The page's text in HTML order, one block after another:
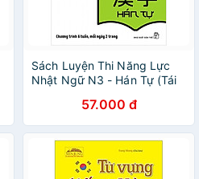
Sách Luyện Thi Năng Lực
Nhật Ngữ N3 - Hán Tự (Tái
57.000 đ